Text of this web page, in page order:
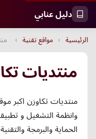
دليل عنابي
الرئيسية › مواقع تقنية ›
منتديات
منتديات تكاوزن اكبر
وانظمة التشغيل و
الحماية والبرمجة